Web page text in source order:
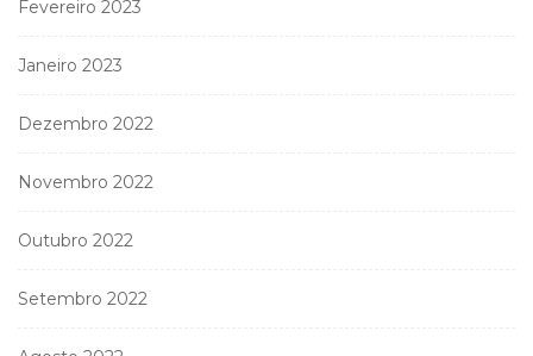
Fevereiro 2023
Janeiro 2023
Dezembro 2022
Novembro 2022
Outubro 2022
Setembro 2022